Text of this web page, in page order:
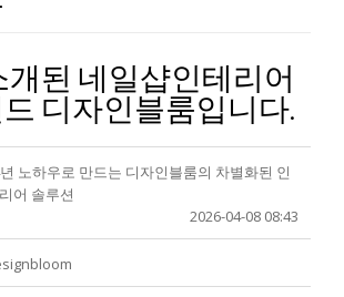
개된 네일샵인테리어
디자인블룸입니다.
노하우로 만드는 디자인블룸의 차별화된 인
어 솔루션
2026-04-08 08:43